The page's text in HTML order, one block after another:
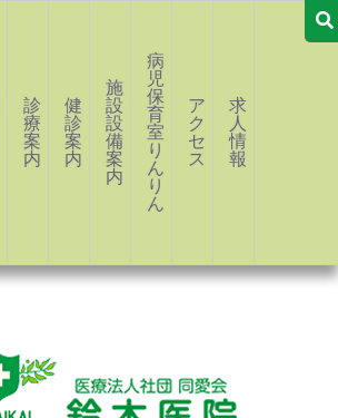
診
療
案
内
健
診
案
内
施
設・
設
備
案
内
病
児
保
育
室
り
ん
り
ん
ア
ク
セ
ス
求
人
情
報